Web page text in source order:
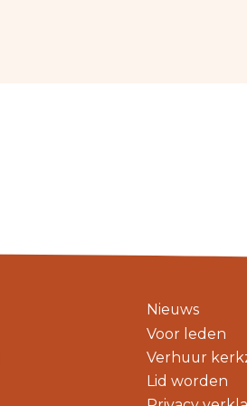
Nieuws
Voor leden
Verhuur
Lid worden